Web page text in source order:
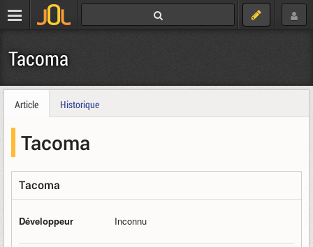
Tacoma
Article Historique
Tacoma
Tacoma
Développeur Inconnu